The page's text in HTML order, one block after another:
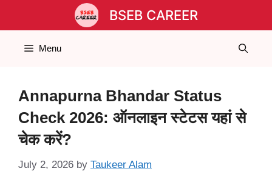
BSEB CAREER
Menu
Annapurna Bhandar Status
Check 2026: ऑनलाइन स्टेटस यहां से
चेक करें?
July 2, 2026 by Taukeer Alam